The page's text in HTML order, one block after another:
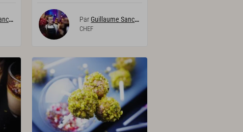
ParGuillaume Sanchez
CHEF